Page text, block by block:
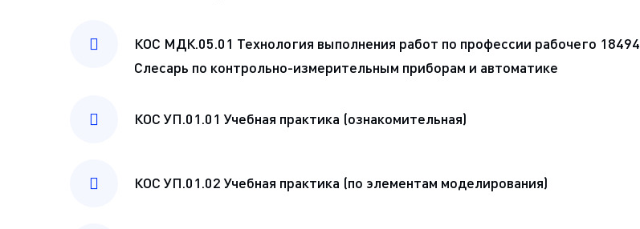
КОС МДК.05.01 Технология выполнения работ по профессии рабочего 18494
Слесарь по контрольно-измерительным приборам и автоматике
КОС УП.01.01 Учебная практика (ознакомительная)
КОС УП.01.02 Учебная практика (по элементам моделирования)